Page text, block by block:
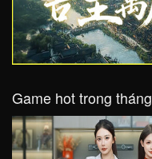
Game hot trong tháng